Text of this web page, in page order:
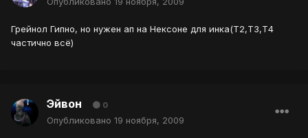
Грейнол Гипно, но нужен ап на Нексоне для инка(Т2,Т3,Т4
частично всё)
Эйвон 0
Опубликовано 19 ноября, 2009